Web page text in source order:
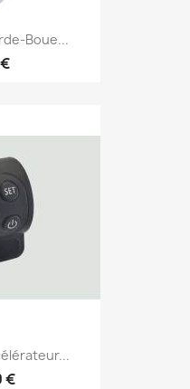
Boue...
€